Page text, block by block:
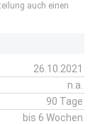
auch einen
26.10.2021
n.a.
90 Tage
bis 6 Wochen